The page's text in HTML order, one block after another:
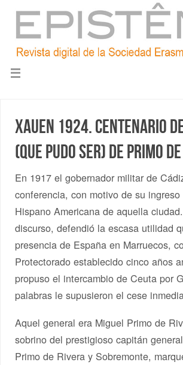
Xauen 1924. Centenario
(que pudo ser) de Primo
En 1917 el gobernador militar de
conferencia, con motivo de su
Hispano Americana de aquella
discurso, defendió la escasa utilidad
presencia de España en Marruecos,
Protectorado establecido cinco años
propuso el intercambio de Ceuta por
palabras le supusieron el cese
Aquel general era Miguel Primo de
sobrino del prestigioso capitán
Primo de Rivera y Sobremonte,